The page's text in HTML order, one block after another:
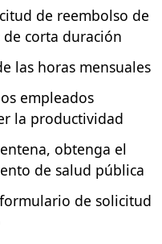
de reembolso de
corta duración
las horas mensuales
empleados
la productividad
obtenga el
de salud pública
de solicitud